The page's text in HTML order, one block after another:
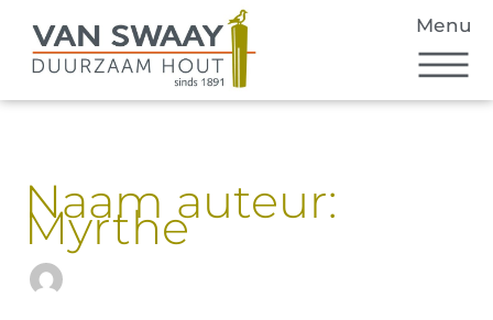
naar
Naam auteur:
Myrthe
naar: